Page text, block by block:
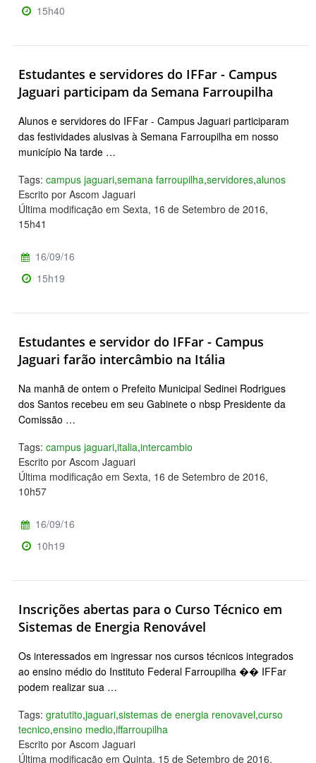
15h40
Estudantes e servidores do IFFar - Campus
Jaguari participam da Semana Farroupilha
Alunos e servidores do IFFar - Campus Jaguari participaram
das festividades alusivas à Semana Farroupilha em nosso
município Na tarde …
Tags: campus jaguari,semana farroupilha,servidores,alunos
Escrito por Ascom Jaguari
Última modificação em Sexta, 16 de Setembro de 2016,
15h41
16/09/16
15h19
Estudantes e servidor do IFFar - Campus
Jaguari farão intercâmbio na Itália
Na manhã de ontem o Prefeito Municipal Sedinei Rodrigues
dos Santos recebeu em seu Gabinete o nbsp Presidente da
Comissão …
Tags: campus jaguari,italia,intercambio
Escrito por Ascom Jaguari
Última modificação em Sexta, 16 de Setembro de 2016,
10h57
16/09/16
10h19
Inscrições abertas para o Curso Técnico em
Sistemas de Energia Renovável
Os interessados em ingressar nos cursos técnicos integrados
ao ensino médio do Instituto Federal Farroupilha �� IFFar
podem realizar sua …
Tags: gratutito,jaguari,sistemas de energia renovavel,curso
tecnico,ensino medio,iffarroupilha
Escrito por Ascom Jaguari
Última modificação em Quinta, 15 de Setembro de 2016,